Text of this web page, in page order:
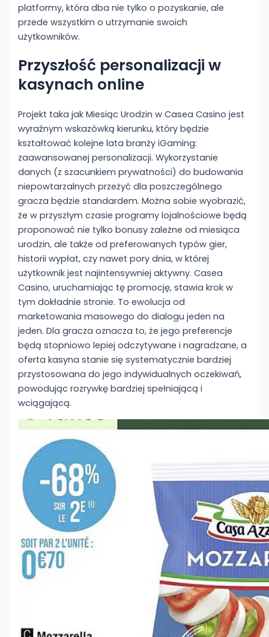
platformy, która dba nie tylko o pozyskanie, ale
przede wszystkim o utrzymanie swoich
użytkowników.
Przyszłość personalizacji w
kasynach online
Projekt taka jak Miesiąc Urodzin w Casea Casino jest
wyraźnym wskazówką kierunku, który będzie
kształtować kolejne lata branży iGaming:
zaawansowanej personalizacji. Wykorzystanie
danych (z szacunkiem prywatności) do budowania
niepowtarzalnych przeżyć dla poszczególnego
gracza będzie standardem. Można sobie wyobrazić,
że w przyszłym czasie programy lojalnościowe będą
proponować nie tylko bonusy zależne od miesiąca
urodzin, ale także od preferowanych typów gier,
historii wypłat, czy nawet pory dnia, w której
użytkownik jest najintensywniej aktywny. Casea
Casino, uruchamiając tę promocję, stawia krok w
tym dokładnie stronie. To ewolucja od
marketowania masowego do dialogu jeden na
jeden. Dla gracza oznacza to, że jego preferencje
będą stopniowo lepiej odczytywane i nagradzane, a
oferta kasyna stanie się systematycznie bardziej
przystosowana do jego indywidualnych oczekiwań,
powodując rozrywkę bardziej spełniającą i
wciągającą.